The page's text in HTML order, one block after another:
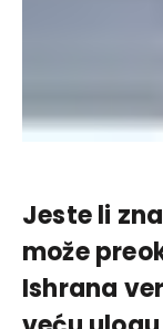
Jeste li
može
Ishrana